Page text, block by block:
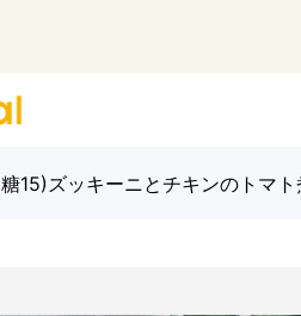
糖15)ズッキーニとチキンのトマト